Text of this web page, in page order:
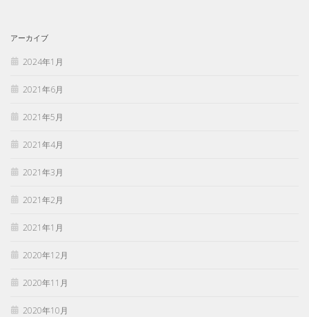
アーカイブ
2024年1月
2021年6月
2021年5月
2021年4月
2021年3月
2021年2月
2021年1月
2020年12月
2020年11月
2020年10月